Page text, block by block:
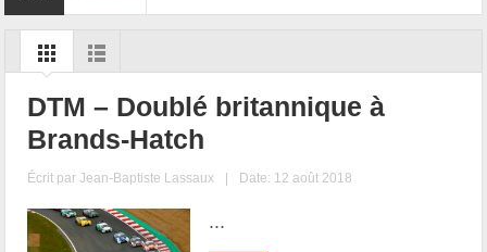
DTM – Doublé britannique à
Brands-Hatch
Écrit parJean-Baptiste Lassaux | Date: 12 août 2018
...